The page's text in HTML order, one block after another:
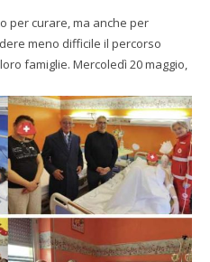
per curare, ma anche per
meno difficile il percorso
famiglie. Mercoledì 20 maggio,